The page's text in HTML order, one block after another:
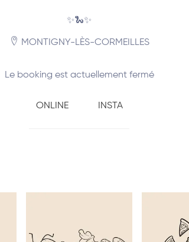
✨🐍✨
MONTIGNY-LÈS-CORMEILLES
Le booking est actuellement fermé
ONLINE INSTA